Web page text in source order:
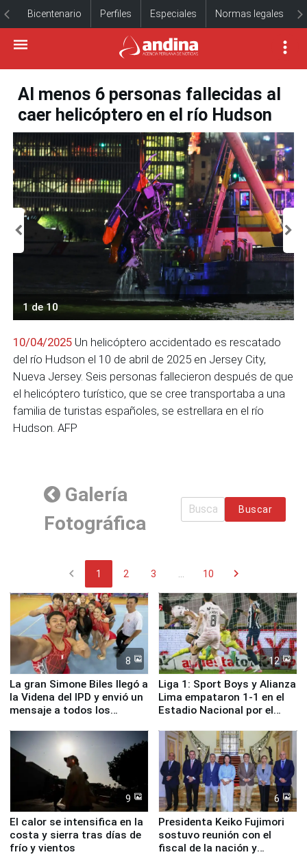
Bicentenario Perfiles Especiales Normas legales
Al menos 6 personas fallecidas al
caer helicóptero en el río Hudson
1 de 10
10/04/2025 Un helicóptero accidentado es rescatado
del río Hudson el 10 de abril de 2025 en Jersey City,
Nueva Jersey. Seis personas fallecieron después de que
el helicóptero turístico, que se cree transportaba a una
familia de turistas españoles, se estrellara en el río
Hudson. AFP
Galería
Fotográfica
Buscar
chevron_left 1 2 3 10 chevron_right
8
La gran Simone Biles llegó a
la Videna del IPD y envió un
mensaje a todos los
12
Liga 1: Sport Boys y Alianza
Lima empataron 1-1 en el
Estadio Nacional por el
9
El calor se intensifica en la
costa y sierra tras días de
frío y vientos
6
Presidenta Keiko Fujimori
sostuvo reunión con el
fiscal de la nación y